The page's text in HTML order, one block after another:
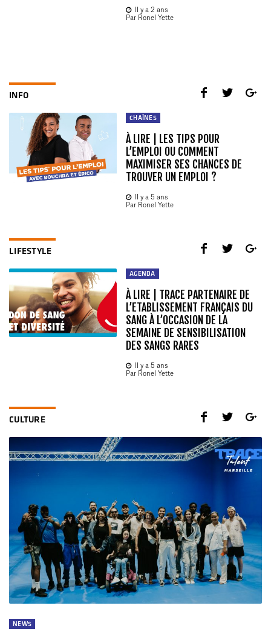
Il y a 2 ans
Par Ronel Yette
INFO
CHAÎNES
À LIRE | LES TIPS POUR
L’EMPLOI OU COMMENT
MAXIMISER SES CHANCES DE
TROUVER UN EMPLOI ?
Il y a 5 ans
Par Ronel Yette
LIFESTYLE
AGENDA
À LIRE | TRACE PARTENAIRE DE
L’ETABLISSEMENT FRANÇAIS DU
SANG À L’OCCASION DE LA
SEMAINE DE SENSIBILISATION
DES SANGS RARES
Il y a 5 ans
Par Ronel Yette
CULTURE
NEWS